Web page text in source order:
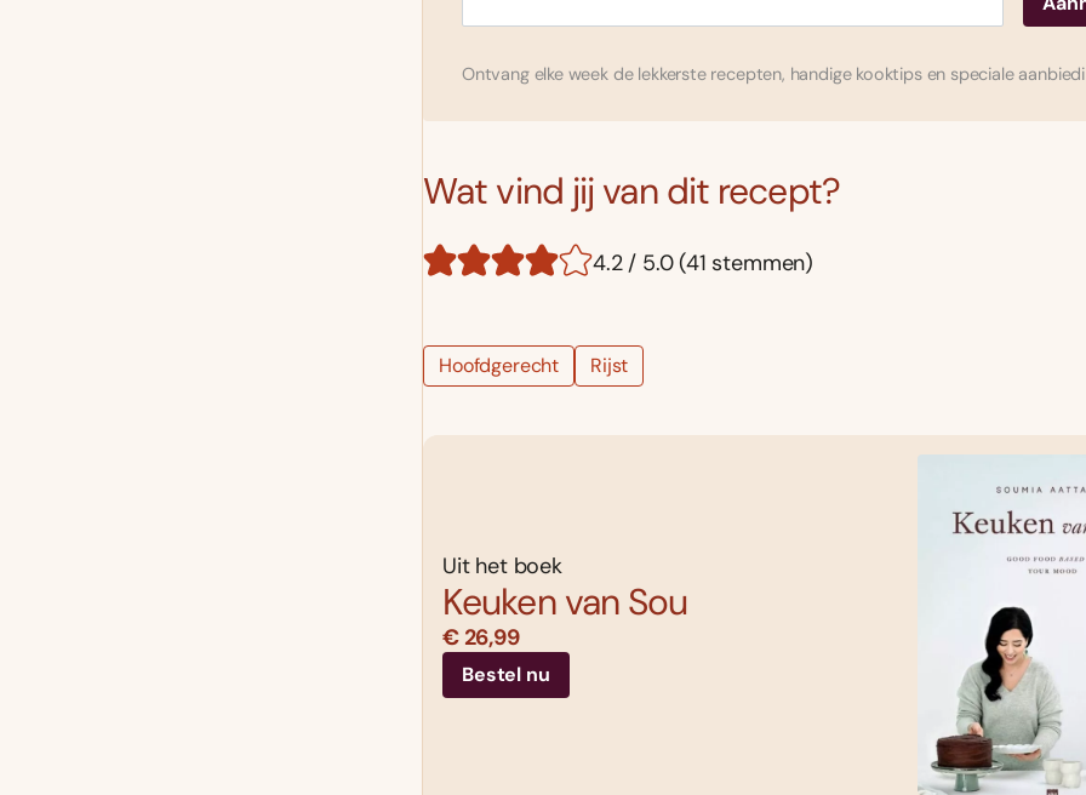
Ontvang elke week de lekkerste recepten, handige kooktips en speciale
Wat vind jij van dit recept?
4.2 / 5.0 (41 stemmen)
Hoofdgerecht Rijst
Uit het boek
Keuken van Sou
€ 26,99
Bestel nu